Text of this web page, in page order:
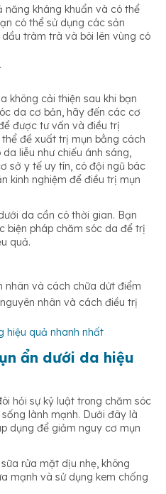
năng kháng khuẩn và có thể
có thể sử dụng các sản
tràm trà và bôi lên vùng có
không cải thiện sau khi bạn
da cơ bản, hãy đến các cơ
được tư vấn và điều trị
đề xuất trị mụn bằng cách
liễu như chiếu ánh sáng,
sở y tế uy tín, có đội ngũ bác
kinh nghiệm để điều trị mụn
da cần có thời gian. Bạn
biện pháp chăm sóc da để trị
quả.
nhân và cách chữa dứt điểm
nhân và cách điều trị
hiệu quả nhanh nhất
ẩn dưới da hiệu
hỏi sự kỷ luật trong chăm sóc
lành mạnh. Dưới đây là
dụng để giảm nguy cơ mụn
rửa mặt dịu nhẹ, không
mạnh và sử dụng kem chống